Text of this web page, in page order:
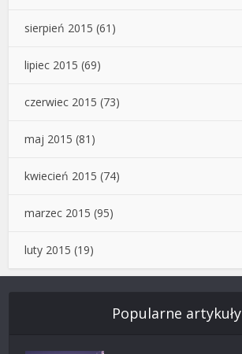
sierpień 2015 (61)
lipiec 2015 (69)
czerwiec 2015 (73)
maj 2015 (81)
kwiecień 2015 (74)
marzec 2015 (95)
luty 2015 (19)
Popularne artykuły